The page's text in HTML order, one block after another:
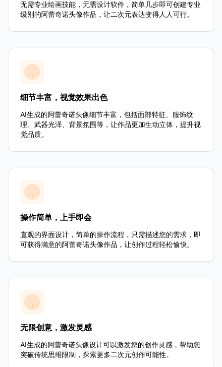
无需专业绘画技能，无需设计软件，简单几步即可创建专业
级别的阿蕾奇诺头像作品，让二次元表达变得人人可行。
细节丰富，视觉效果出色
AI生成的阿蕾奇诺头像细节丰富，包括面部特征、服饰纹
理、武器光泽、背景氛围等，让作品更加生动立体，提升视
觉品质。
操作简单，上手即会
直观的界面设计，简单的操作流程，只需描述您的需求，即
可获得满意的阿蕾奇诺头像作品，让创作过程轻松愉快。
无限创意，激发灵感
AI生成的阿蕾奇诺头像设计可以激发您的创作灵感，帮助您
突破传统思维限制，探索更多二次元创作可能性。